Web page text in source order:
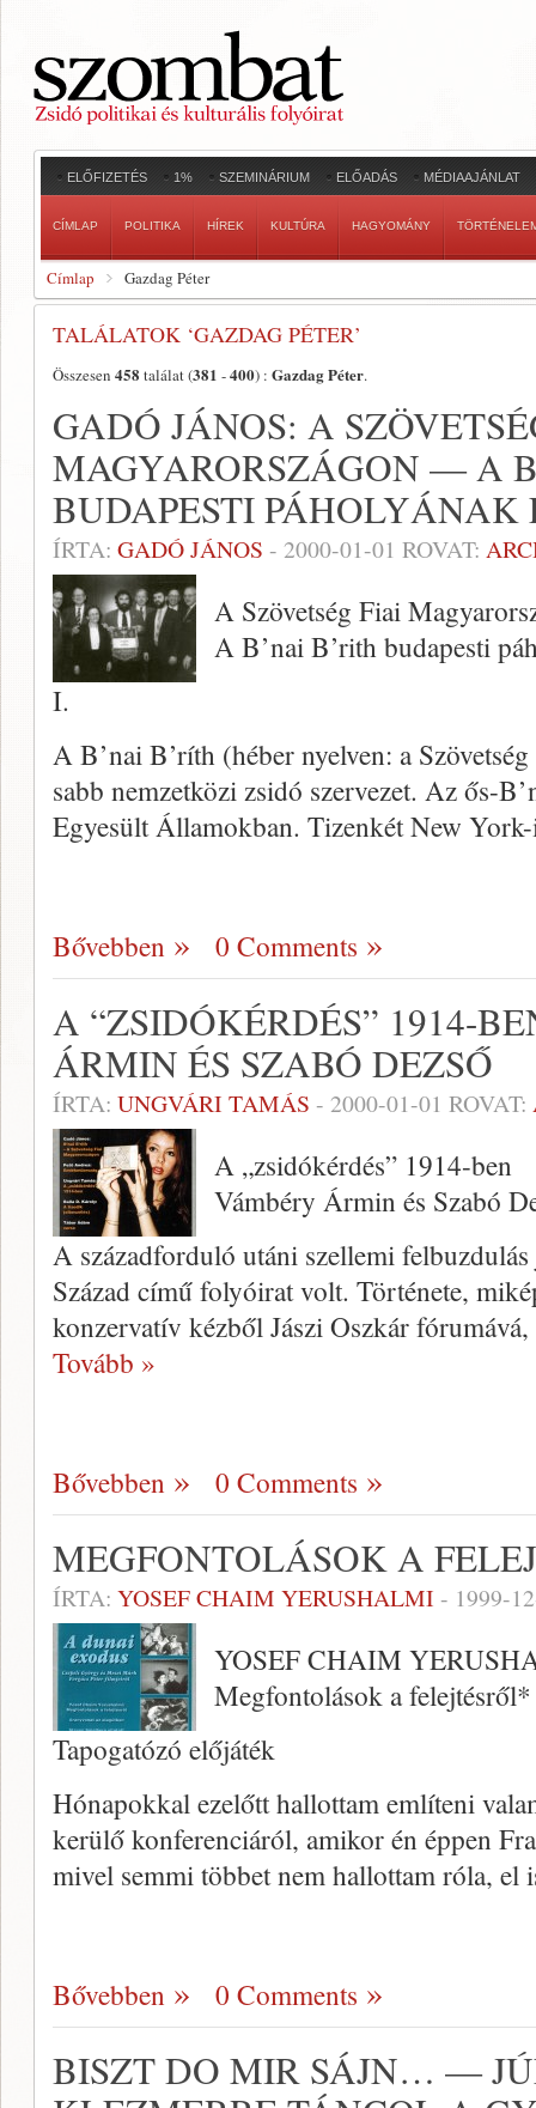
ELŐFIZETÉS 1% SZEMINÁRIUM ELŐADÁS MÉDIAAJÁNLAT
CÍMLAP POLITIKA HÍREK KULTÚRA HAGYOMÁNY
Címlap Gazdag Péter
TALÁLATOK ‘GAZDAG PÉTER’
Összesen 458 találat (381 -400) : Gazdag Péter.
GADÓ JÁNOS: A
MAGYARORSZÁGON — A
BUDAPESTI
ÍRTA: GADÓ JÁNOS - 2000-01-01 ROVAT:
A Szövetség Fiai
A B’nai B’rith budapesti
I.
A B’nai B’ríth (héber nyelven: a
sabb nemzetközi zsidó szervezet. Az ős-
Egyesült Államokban. Tizenkét New
Bővebben 0 Comments
A “ZSIDÓKÉRDÉS” 1914-
ÁRMIN ÉS SZABÓ DEZSŐ
ÍRTA: UNGVÁRI TAMÁS - 2000-01-01 ROVAT:
A „zsidókérdés” 1914-ben
Vámbéry Ármin és Szabó
A századforduló utáni szellemi
Század című folyóirat volt. Története,
konzervatív kézből Jászi Oszkár
Tovább »
Bővebben 0 Comments
MEGFONTOLÁSOK A
ÍRTA: YOSEF CHAIM YERUSHALMI - 1999-
YOSEF CHAIM
Megfontolások a felejtésről*
Tapogatózó előjáték
Hónapokkal ezelőtt hallottam említe­ni
kerülő konferenciáról, amikor én ép­pen
mivel semmi többet nem hallottam ró­la, el
Bővebben 0 Comments
BISZT DO MIR SÁJN… —